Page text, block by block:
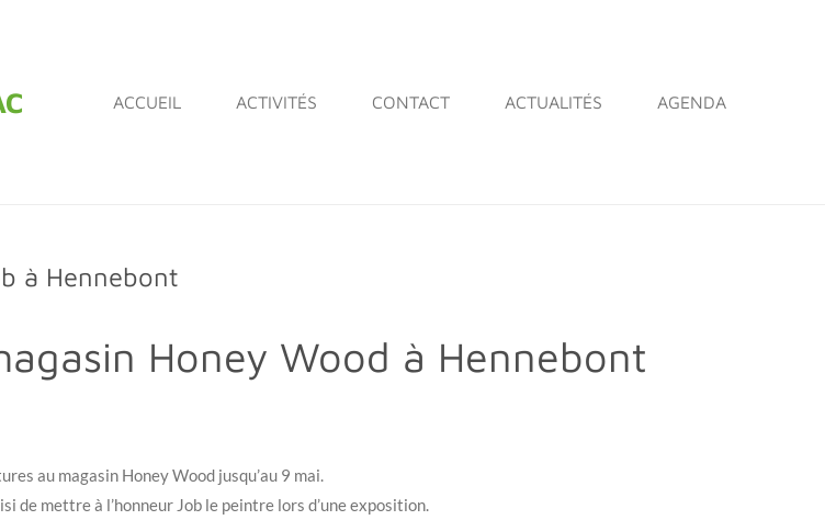
ACCUEIL ACTIVITÉS CONTACT ACTUALITÉS AGENDA
à Hennebont
Honey Wood à Hennebont
au magasin Honey Wood jusqu’au 9 mai.
de mettre à l’honneur Job le peintre lors d’une exposition.